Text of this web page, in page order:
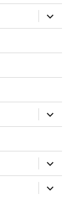
öffnen
öffnen
öffnen
öffnen